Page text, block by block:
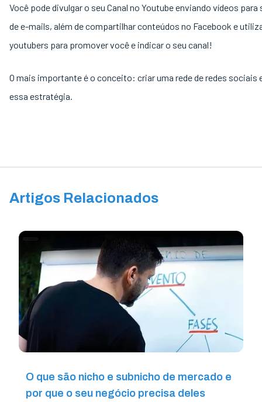
Você pode divulgar o seu Canal no Youtube enviando vídeos para
de e-mails, além de compartilhar conteúdos no Facebook e
youtubers para promover você e indicar o seu canal!
O mais importante é o conceito: criar uma rede de redes sociais
essa estratégia.
Artigos Relacionados
O que são nicho e subnicho de mercado e
por que o seu negócio precisa deles